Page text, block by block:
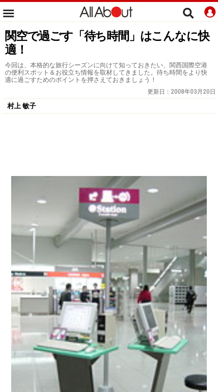
関空で過ごす「待ち時間」はこんなに快
適！
今回は、本格的な旅行シーズンに向けて知っておきたい、関西国際空港
の便利スポット＆お役立ち情報を取材してきました。待ち時間をより快
適に過ごすためのポイントを押さえておきましょう！
更新日： 2008年03月20日
村上 敏子